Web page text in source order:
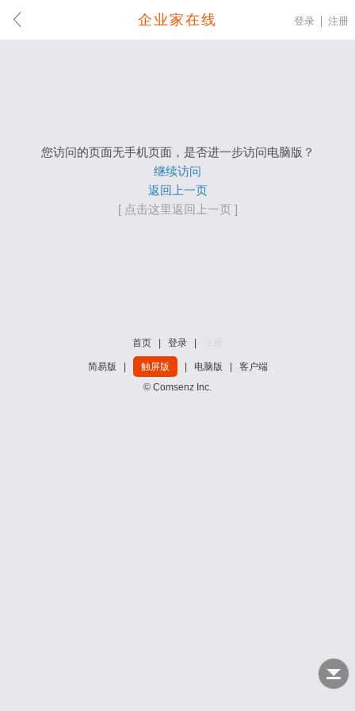
企业家在线 登录 注册
您访问的页面无手机页面，是否进一步访问电脑版？
继续访问
返回上一页
[ 点击这里返回上一页 ]
首页 登录
简易版 触屏版 电脑版
客户端
© Comsenz Inc.